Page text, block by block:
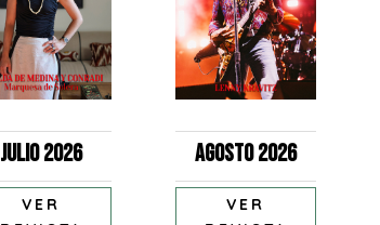
Julio 2026
VER
Agosto 2026
VER